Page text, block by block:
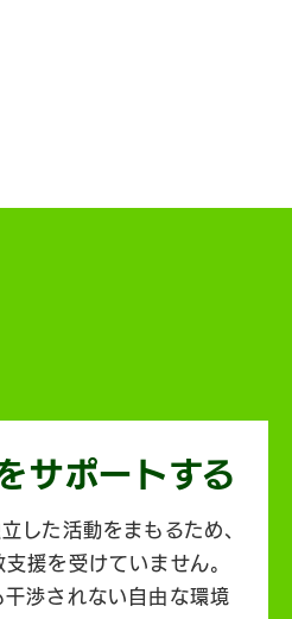
サポートする
した活動をまもるため、
援を受けていません。
渉されない自由な環境